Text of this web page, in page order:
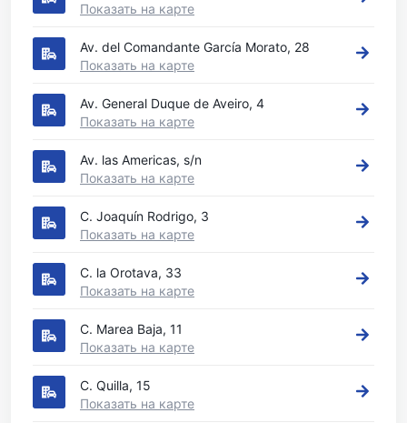
Показать на карте
Av. del Comandante García Morato, 28
Показать на карте
Av. General Duque de Aveiro, 4
Показать на карте
Av. las Americas, s/n
Показать на карте
C. Joaquín Rodrigo, 3
Показать на карте
C. la Orotava, 33
Показать на карте
C. Marea Baja, 11
Показать на карте
C. Quilla, 15
Показать на карте